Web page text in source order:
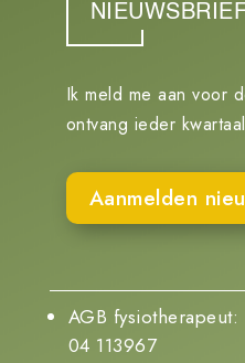
NIEUWSBRIEF
Ik meld me aan voor
ontvang ieder
Aanmelden
AGB fysiotherapeut:
04 113967